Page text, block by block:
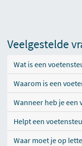
Veelgestelde
Wat is een
Waarom is een
Wanneer heb je een
Helpt een
Waar moet je op